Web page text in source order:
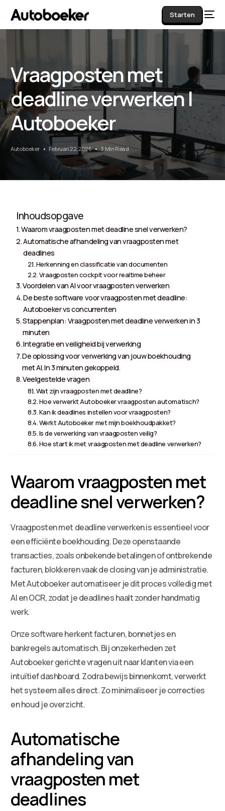
Starten
Vraagposten met
deadline verwerken |
Autoboeker
Autoboeker Februari 22, 2026 3 Min Read
Inhoudsopgave
Waarom vraagposten met deadline snel verwerken?
Automatische afhandeling van vraagposten met
deadlines
Herkenning en classificatie van documenten
Vraagposten cockpit voor realtime beheer
Voordelen van AI voor vraagposten verwerken
De beste software voor vraagposten met deadline:
Autoboeker vs concurrenten
Stappenplan: Vraagposten met deadline verwerken in 3
minuten
Integratie en veiligheid bij verwerking
De oplossing voor verwerking van jouw boekhouding
met AI. In 3 minuten gekoppeld.
Veelgestelde vragen
Wat zijn vraagposten met deadline?
Hoe verwerkt Autoboeker vraagposten automatisch?
Kan ik deadlines instellen voor vraagposten?
Werkt Autoboeker met mijn boekhoudpakket?
Is de verwerking van vraagposten veilig?
Hoe start ik met vraagposten met deadline verwerken?
Waarom vraagposten met
deadline snel verwerken?
Vraagposten met deadline verwerken is essentieel voor
een efficiënte boekhouding. Deze openstaande
transacties, zoals onbekende betalingen of ontbrekende
facturen, blokkeren vaak de closing van je administratie.
Met Autoboeker automatiseer je dit proces volledig met
AI en OCR, zodat je deadlines haalt zonder handmatig
werk.
Onze software herkent facturen, bonnetjes en
bankregels automatisch. Bij onzekerheden zet
Autoboeker gerichte vragen uit naar klanten via een
intuïtief dashboard. Zodra bewijs binnenkomt, verwerkt
het systeem alles direct. Zo minimaliseer je correcties
en houd je overzicht.
Automatische
afhandeling van
vraagposten met
deadlines